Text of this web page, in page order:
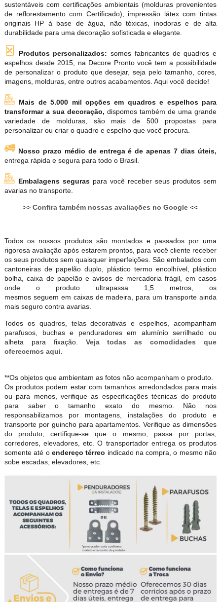
sustentáveis com certificações ambientais (molduras provenientes
de reflorestamento com Certificado), impressão látex com tintas
originais HP à base de água, não tóxicas, inodoras e de alta
durabilidade para uma decoração sofisticada e elegante.
Produtos personalizados: somos fabricantes de quadros e
espelhos desde 2015, na Decore Pronto você tem a possibilidade
de personalizar o produto que desejar, seja pelo tamanho, cores,
imagens, molduras, entre outros acabamentos. Aqui você decide!
Mais de 5.000 mil opções em quadros e espelhos para
transformar a sua decoração, dispomos também de uma grande
variedade de molduras, são mais de 500 propostas para
personalizar ou criar o quadro e espelho que você procura.
Nosso prazo médio de entrega é de apenas 7 dias úteis,
entrega rápida e segura para todo o Brasil.
Embalagens seguras para você receber seus produtos sem
avarias no transporte.
>>Confira também nossas avaliações no Google <<
Todos os nossos produtos são montados e passados por uma
rigorosa avaliação após estarem prontos, para você cliente receber
os seus produtos sem quaisquer imperfeições. São embalados com
cantoneiras de papelão duplo, plástico termo encolhível, plástico
bolha, caixa de papelão e avisos de mercadoria frágil, em casos
onde o produto ultrapassa 1,5 metros, os
mesmos seguem em caixas de madeira, para um transporte ainda
mais seguro contra avarias.
Todos os quadros, telas decorativas e espelhos, acompanham
parafusos, buchas e penduradores em alumínio serrilhado ou
alheta para fixação. Veja todas as comodidades que
oferecemos aqui.
**Os objetos que ambientam as fotos não acompanham o produto.
Os produtos podem estar com tamanhos arredondados para mais
ou para menos, verifique as especificações técnicas do produto
para saber o tamanho exato do mesmo. Não nos
responsabilizamos por montagens, instalações do produto e
transporte por guincho para apartamentos. Verifique as dimensões
do produto, certifique-se que o mesmo, passa por portas,
corredores, elevadores, etc. O transportador entrega os produtos
somente até o endereço térreo indicado na compra, o mesmo não
sobe escadas, elevadores, etc.